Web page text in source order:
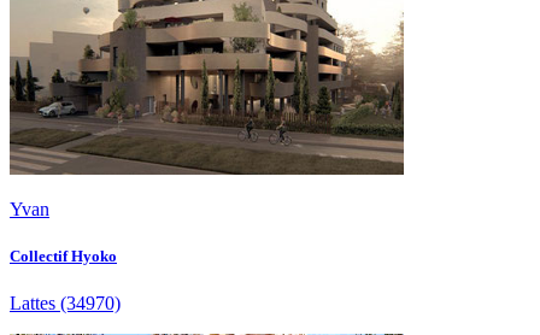
Yvan
Collectif Hyoko
Lattes (34970)